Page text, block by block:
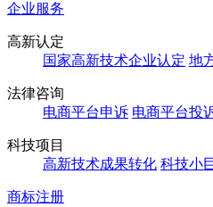
企业服务
高新认定
国家高新技术企业认定 地
法律咨询
电商平台申诉 电商平台投
科技项目
高新技术成果转化 科技小
商标注册